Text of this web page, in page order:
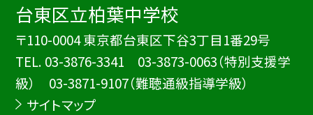
台東区立柏葉中学校
〒110-0004 東京都台東区下谷3丁目1番29号
TEL. 03-3876-3341 03-3873-0063（特別支援学
級） 03-3871-9107（難聴通級指導学級）
サイトマップ